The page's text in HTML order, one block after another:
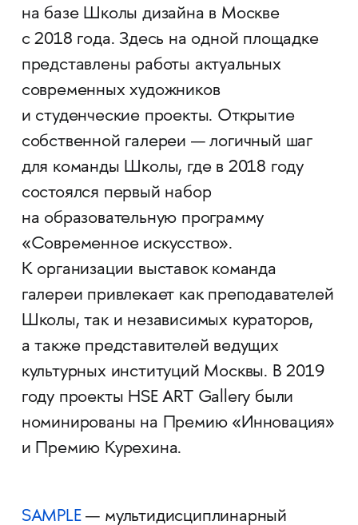
на базе Школы дизайна в Москве
с 2018 года. Здесь на одной площадке
представлены работы актуальных
современных художников
и студенческие проекты. Открытие
собственной галереи — логичный шаг
для команды Школы, где в 2018 году
состоялся первый набор
на образовательную программу
«Современное искусство».
К организации выставок команда
галереи привлекает как преподавателей
Школы, так и независимых кураторов,
а также представителей ведущих
культурных институций Москвы. В 2019
году проекты HSE ART Gallery были
номинированы на Премию «Инновация»
и Премию Курехина.
SAMPLE— мультидисциплинарный